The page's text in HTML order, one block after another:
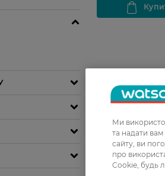
Ми
та надати
сайту, ви
про
Cookie, будь